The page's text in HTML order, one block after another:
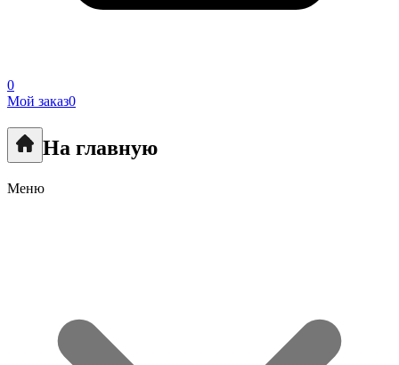
0
Мой заказ0
На главную
Меню